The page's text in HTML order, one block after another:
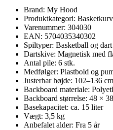
Brand: My Hood
Produktkategori:
Varenummer: 304030
EAN: 5704035340302
Spiltyper: Basketball og dart
Dartskive: Magnetisk med
Antal pile: 6 stk.
Medfølger: Plastbold og
Justerbar højde: 102–136
Backboard materiale:
Backboard størrelse: 48 ×
Basekapacitet: ca. 15 liter
Vægt: 3,5 kg
Anbefalet alder: Fra 5 år